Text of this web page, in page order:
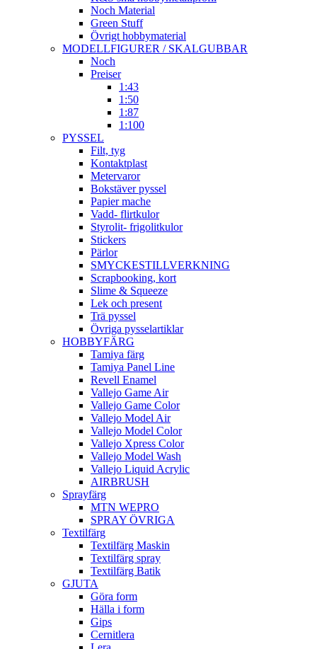
Noch Material
Green Stuff
Övrigt hobbymaterial
MODELLFIGURER / SKALGUBBAR
Noch
Preiser
1:43
1:50
1:87
1:100
PYSSEL
Filt, tyg
Kontaktplast
Metervaror
Bokstäver pyssel
Papier mache
Vadd- flirtkulor
Styrolit- frigolitkulor
Stickers
Pärlor
SMYCKESTILLVERKNING
Scrapbooking, kort
Slime & Squeeze
Lek och present
Trä pyssel
Övriga pysselartiklar
HOBBYFÄRG
Tamiya färg
Tamiya Panel Line
Revell Enamel
Vallejo Game Air
Vallejo Game Color
Vallejo Model Air
Vallejo Model Color
Vallejo Xpress Color
Vallejo Model Wash
Vallejo Liquid Acrylic
AIRBRUSH
Sprayfärg
MTN WEPRO
SPRAY ÖVRIGA
Textilfärg
Textilfärg Maskin
Textilfärg spray
Textilfärg Batik
GJUTA
Göra form
Hälla i form
Gips
Cernitlera